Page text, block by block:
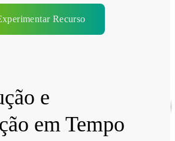
Recurso
e
em Tempo